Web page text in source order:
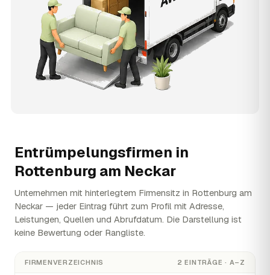
Entrümpelungsfirmen in
Rottenburg am Neckar
Unternehmen mit hinterlegtem Firmensitz in Rottenburg am
Neckar — jeder Eintrag führt zum Profil mit Adresse,
Leistungen, Quellen und Abrufdatum. Die Darstellung ist
keine Bewertung oder Rangliste.
FIRMENVERZEICHNIS 2 EINTRÄGE · A–Z